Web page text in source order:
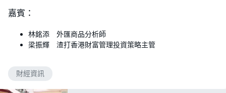
2
9
%
嘉賓：
林銘添 外匯商品分析師
梁振輝 渣打香港財富管理投資策略主管
財經資訊